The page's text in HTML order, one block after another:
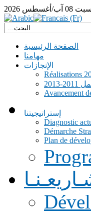
08 آب/أغسطس 2026
الصفحة الرئيسية
مهامنا
الإنجازات
Réalisations
2013
Avancement
إستراتيجيتنا
Diagnostic
Démarche
Plan de